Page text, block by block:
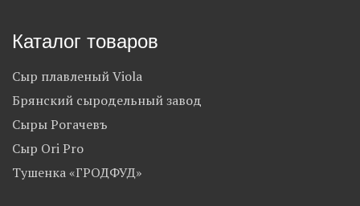
Каталог товаров
Сыр плавленый Viola
Брянский сыродельный завод
Сыры Рогачевъ
Сыр Ori Pro
Тушенка «ГРОДФУД»